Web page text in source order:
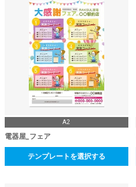
A2
電器屋_フェア
テンプレートを選択する